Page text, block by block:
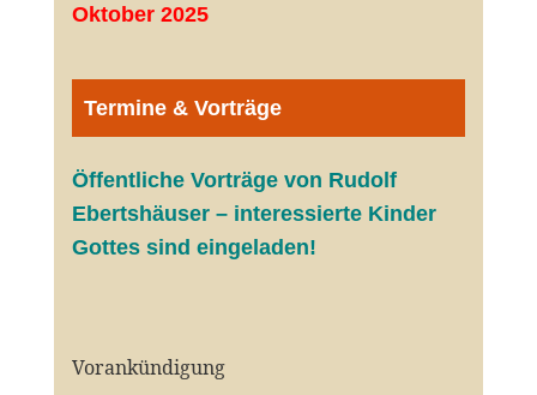
Oktober 2025
Termine & Vorträge
Öffentliche Vorträge von Rudolf
Ebertshäuser – interessierte Kinder
Gottes sind eingeladen!
Vorankündigung